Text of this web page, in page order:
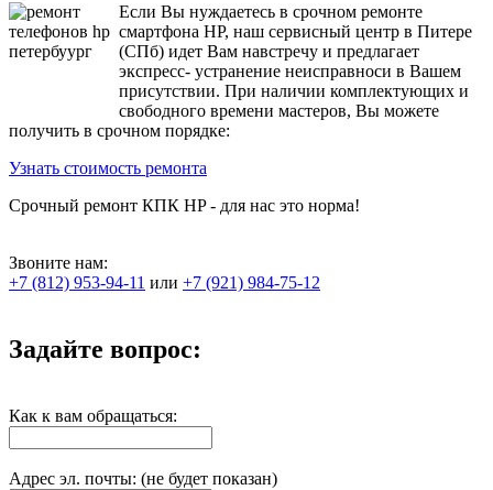
Если Вы нуждаетесь в срочном ремонте
смартфона HP, наш сервисный центр в Питере
(СПб) идет Вам навстречу и предлагает
экспресс- устранение неисправноси в Вашем
присутствии. При наличии комплектующих и
свободного времени мастеров, Вы можете
получить в срочном порядке:
Узнать стоимость ремонта
Срочный ремонт КПК HP - для нас это норма!
Звоните нам:
+7 (812) 953-94-11 или +7 (921) 984-75-12
Задайте вопрос:
Как к вам обращаться:
Адрес эл. почты: (не будет показан)